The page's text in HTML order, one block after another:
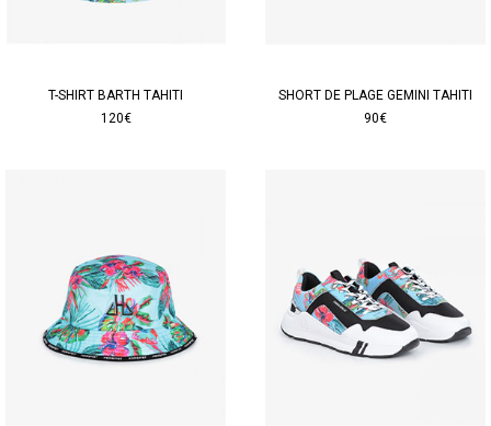
T-SHIRT BARTH TAHITI
120€
SHORT DE PLAGE GEMINI TAHITI
90€